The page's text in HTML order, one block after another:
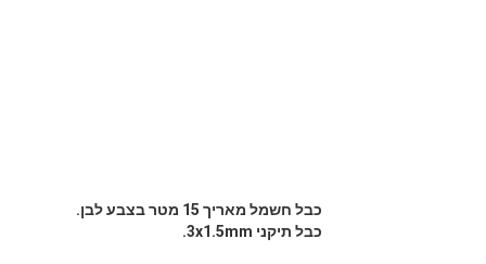
כבל חשמל מאריך 15 מטר בצבע לבן.
כבל תיקני 3x1.5mm.